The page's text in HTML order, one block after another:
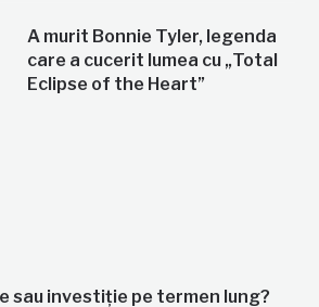
A murit Bonnie Tyler, legenda
care a cucerit lumea cu „Total
Eclipse of the Heart”
sau investiție pe termen lung?